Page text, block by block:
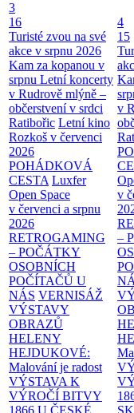
3
16
Turisté zvou na své
akce v srpnu 2026
Kam za kopanou v
srpnu Letní koncerty
v Rudrově mlýně –
občerstvení v srdci
Ratibořic Letní kino
Rozkoš v červenci
2026
POHÁDKOVÁ
CESTA Luxfer
Open Space
v červenci a srpnu
2026
RETROGAMING
– POČÁTKY
OSOBNÍCH
POČÍTAČŮ U
NÁS VERNISÁŽ
VÝSTAVY
OBRAZŮ
HELENY
HEJDUKOVÉ:
Malování je radost
VÝSTAVA K
VÝROČÍ BITVY
4
15
v
v
–